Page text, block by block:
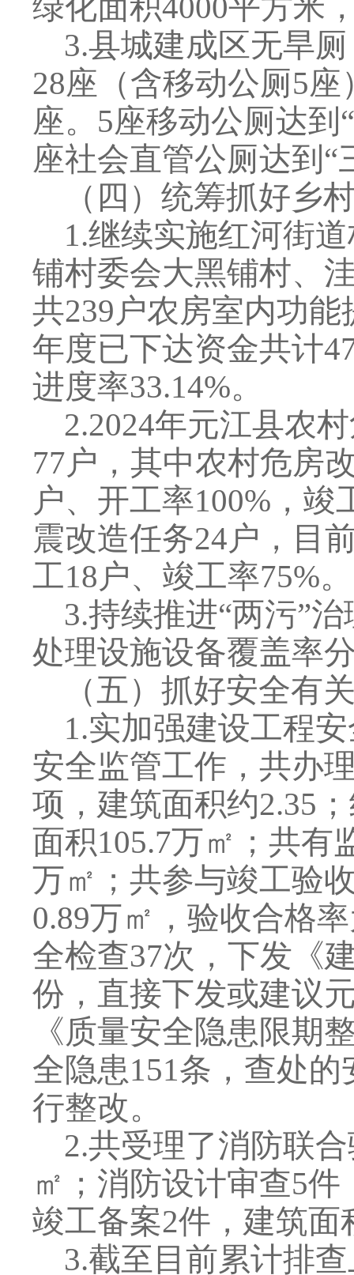
3.县城建成区无旱
28座（含移动公厕5座
座。 5座移动公厕达到
座社会直管公厕达到 “
（四）统筹抓好乡
1.继续实施红河街
铺村委会大黑铺村、
共239 户农房室内功
年度已下达资金共计
进度率33.14%。
2.2024年元江县农
77户，其中农村危房
户、开工率100% ，竣
震改造任务24户，目
工18 户、竣工率75%。
3.持续推进“两污”治
处理设施设备覆盖率
（五）抓好安全有
1.实加强建设工程
安全监管工作，共办
项，建筑面积约2.35
面积105.7万㎡；共有
万㎡；共参与竣工验
0.89万㎡，验收合格
全检查37次，下发《
份，直接下发或建议
《质量安全隐患限期
全隐患151条，查处的
行整改。
2.共受理了消防联
㎡；消防设计审查5件
竣工备案2件，建筑面
3.截至目前累计排